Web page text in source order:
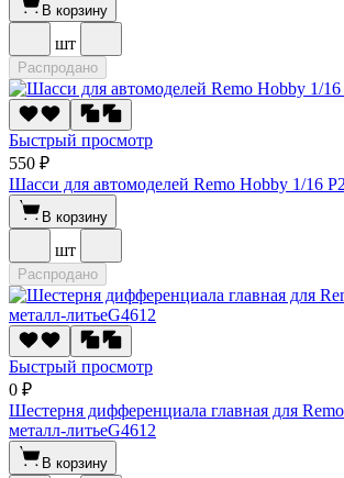
В корзину
шт
Распродано
Быстрый просмотр
550 ₽
Шасси для автомоделей Remo Hobby 1/16
В корзину
шт
Распродано
Быстрый просмотр
0 ₽
Шестерня дифференциала главная для
металл-литьеG4612
В корзину